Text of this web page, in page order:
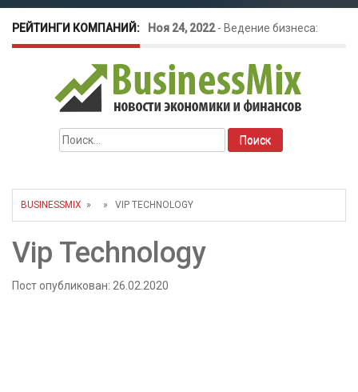
РЕЙТИНГИ КОМПАНИЙ: Ноя 24, 2022- Ведение бизнеса:
разбираемся в ньюансах
Найти:
BUSINESSMIX » » VIP TECHNOLOGY
Vip Technology
Пост опубликован: 26.02.2020